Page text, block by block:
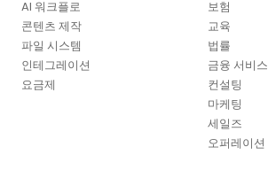
AI 워크플로
콘텐츠 제작
파일 시스템
인테그레이션
요금제
보험
교육
법률
금융 서비스
컨설팅
마케팅
세일즈
오퍼레이션